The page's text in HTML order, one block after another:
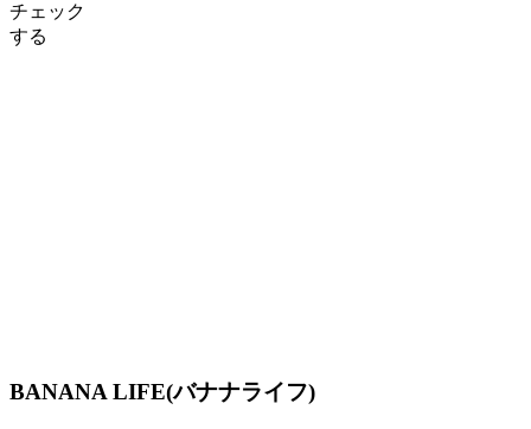
チェック
する
BANANA LIFE(バナナライフ)